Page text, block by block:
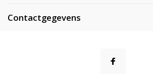
Contactgegevens